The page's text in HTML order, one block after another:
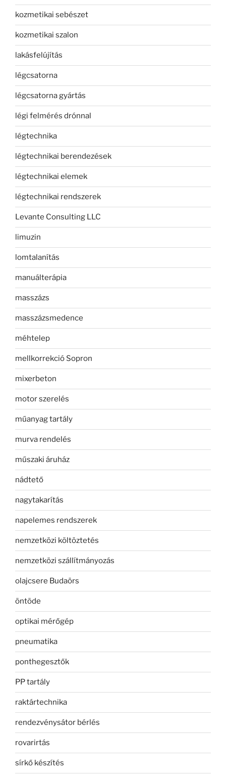
kozmetikai sebészet
kozmetikai szalon
lakásfelújítás
légcsatorna
légcsatorna gyártás
légi felmérés drónnal
légtechnika
légtechnikai berendezések
légtechnikai elemek
légtechnikai rendszerek
Levante Consulting LLC
limuzin
lomtalanítás
manuálterápia
masszázs
masszázsmedence
méhtelep
mellkorrekció Sopron
mixerbeton
motor szerelés
műanyag tartály
murva rendelés
műszaki áruház
nádtető
nagytakarítás
napelemes rendszerek
nemzetközi költöztetés
nemzetközi szállítmányozás
olajcsere Budaörs
öntöde
optikai mérőgép
pneumatika
ponthegesztők
PP tartály
raktártechnika
rendezvénysátor bérlés
rovarirtás
sírkő készítés